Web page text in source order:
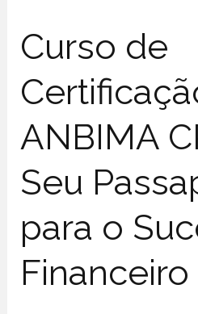
Curso de
ANBIMA
Seu
para o
Financeiro